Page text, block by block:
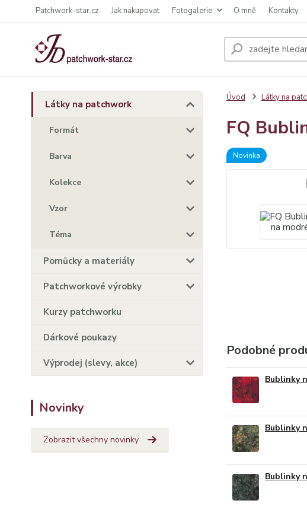
Patchwork-star.cz Jak nakupovat Fotogalerie O mně Kontakty
Látky na patchwork
Formát
Barva
Kolekce
Vzor
Téma
Pomůcky a materiály
Patchworkové výrobky
Kurzy patchworku
Dárkové poukazy
Výprodej (slevy, akce)
Novinky
Zobrazit všechny novinky
Úvod Látky na
FQ
Novinka
Podobné
Bublinky
Bublinky
Bublinky